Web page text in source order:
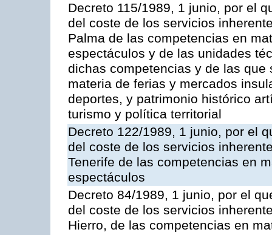
Decreto 115/1989, 1 junio, por el
del coste de los servicios
Palma de las competencias en
espectáculos y de las unidades
dichas competencias y de las
materia de ferias y mercados
deportes, y patrimonio histórico
turismo y política territorial
Decreto 122/1989, 1 junio, por el
del coste de los servicios
Tenerife de las competencias en
espectáculos
Decreto 84/1989, 1 junio, por el
del coste de los servicios
Hierro, de las competencias en